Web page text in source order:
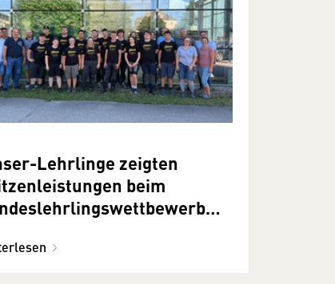
Lehrlinge zeigten
beim